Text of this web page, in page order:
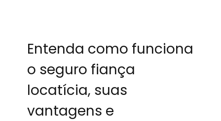
Entenda como funciona
o seguro fiança
locatícia, suas
vantagens e